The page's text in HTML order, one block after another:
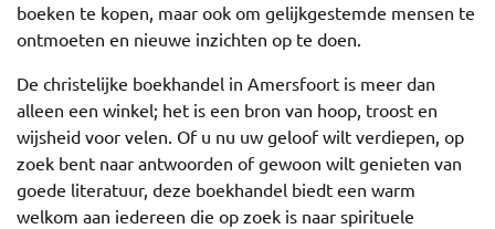
boeken te kopen, maar ook om gelijkgestemde mensen te
ontmoeten en nieuwe inzichten op te doen.
De christelijke boekhandel in Amersfoort is meer dan
alleen een winkel; het is een bron van hoop, troost en
wijsheid voor velen. Of u nu uw geloof wilt verdiepen, op
zoek bent naar antwoorden of gewoon wilt genieten van
goede literatuur, deze boekhandel biedt een warm
welkom aan iedereen die op zoek is naar spirituele